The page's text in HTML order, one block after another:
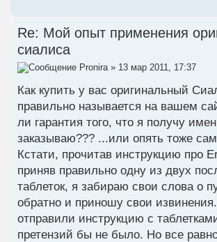
Re: Мой опыт применения
сиалиса
Pronira» 13 мар 2011, 17:37
Как купить у вас оригинальный
правильно называется на вашем
ли гарантия того, что я получу
заказываю??? ...или опять тоже
Кстати, прочитав инструкцию про
приняв правильно одну из двух
таблеток, я забираю свои слова о
обратно и приношу свои
отправили инструкцию с
претензий бы не было. Но все